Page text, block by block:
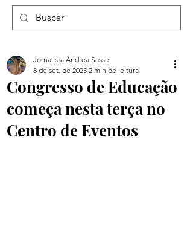
Congresso de Educação
começa nesta terça no
Centro de Eventos
Jornalista Ândrea Sasse
8 de set. de 2025 2 min de leitura